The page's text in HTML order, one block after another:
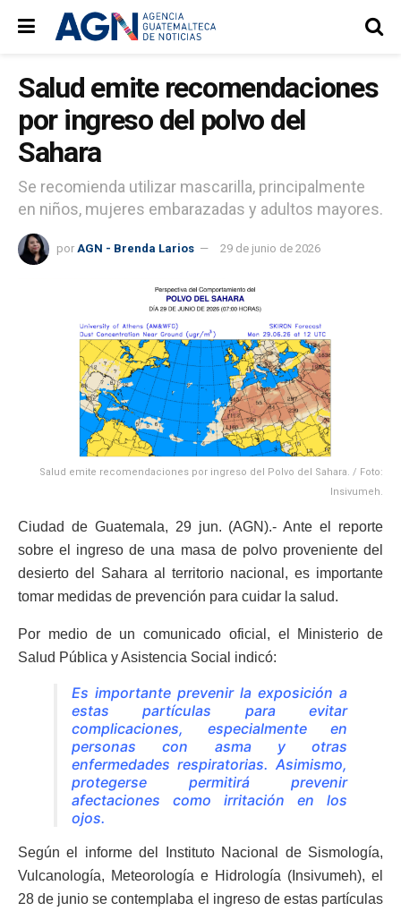
Salud emite recomendaciones
por ingreso del polvo del
Sahara
Se recomienda utilizar mascarilla, principalmente
en niños, mujeres embarazadas y adultos mayores.
por AGN - Brenda Larios 29 de junio de 2026
Salud emite recomendaciones por ingreso del Polvo del Sahara. / Foto:
Insivumeh.
Ciudad de Guatemala, 29 jun. (AGN).- Ante el reporte
sobre el ingreso de una masa de polvo proveniente del
desierto del Sahara al territorio nacional, es importante
tomar medidas de prevención para cuidar la salud.
Por medio de un comunicado oficial, el Ministerio de
Salud Pública y Asistencia Social indicó:
Es importante prevenir la exposición a
estas partículas para evitar
complicaciones, especialmente en
personas con asma y otras
enfermedades respiratorias. Asimismo,
protegerse permitirá prevenir
afectaciones como irritación en los
ojos.
Según el informe del Instituto Nacional de Sismología,
Vulcanología, Meteorología e Hidrología (Insivumeh), el
28 de junio se contemplaba el ingreso de estas partículas